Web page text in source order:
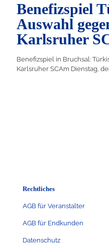
Benefizspiel
Auswahl
Karlsruher
Benefizspiel in Bruchsal:
Karlsruher SCAm Dienstag,
Rechtliches
AGB für Veranstalter
AGB für Endkunden
Datenschutz